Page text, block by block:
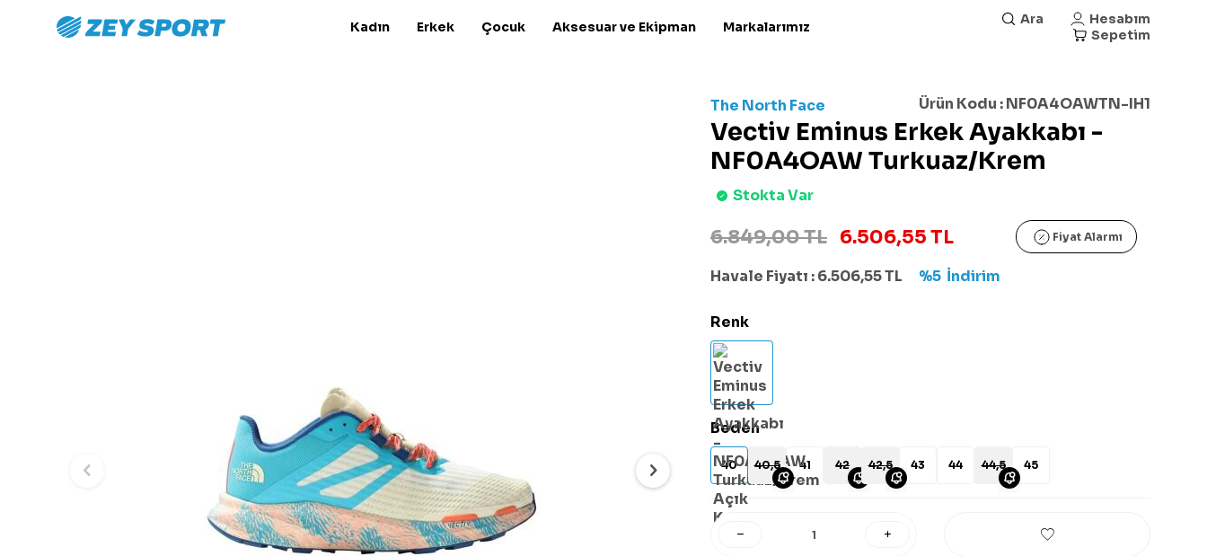
Kadın Erkek Çocuk Aksesuar ve Ekipman Markalarımız Ara
Hesabım
Sepetim
The North Face Ürün Kodu :NF0A4OAWTN-IH1
Vectiv Eminus Erkek Ayakkabı -
NF0A4OAW Turkuaz/Krem
Stokta Var
6.849,00 TL 6.506,55 TL Fiyat Alarmı
Havale Fiyatı :6.506,55TL %5 İndirim
Renk
Beden
40 40,5 41 42 42,5 43 44 44,5 45